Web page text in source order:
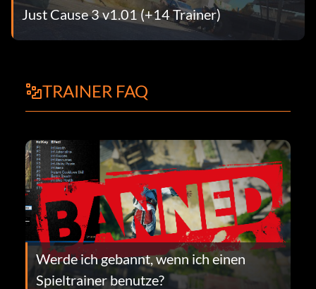
Just Cause 3 v1.01 (+14 Trainer)
TRAINER FAQ
Werde ich gebannt, wenn ich einen
Spieltrainer benutze?